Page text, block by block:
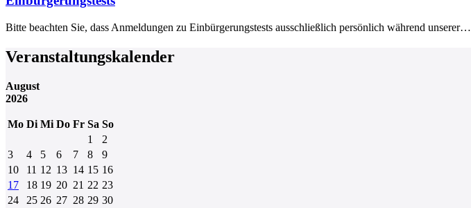
Bitte beachten Sie, dass Anmeldungen zu Einbürgerungstests ausschließlich persönlich während unserer…
Veranstaltungskalender
August
2026
Mo Di Mi Do Fr Sa So
1
2
3
4 5 6 7 8
9
10
11 12 13 14 15 16
17
18 19 20 21 22 23
24
25 26 27 28 29 30